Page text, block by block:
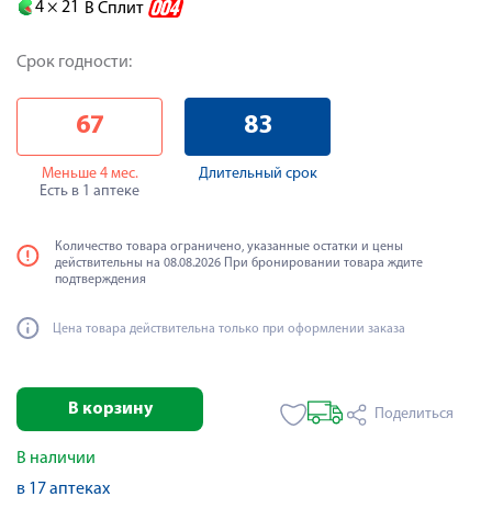
4 × 21 В Сплит
Срок годности:
67
Меньше 4 мес.
Есть в 1 аптеке
83
Длительный срок
Количество товара ограничено, указанные остатки и цены
действительны на 08.08.2026 При бронировании товара ждите
подтверждения
Цена товара действительна только при оформлении заказа
В корзину Поделиться
В наличии
в 17 аптеках